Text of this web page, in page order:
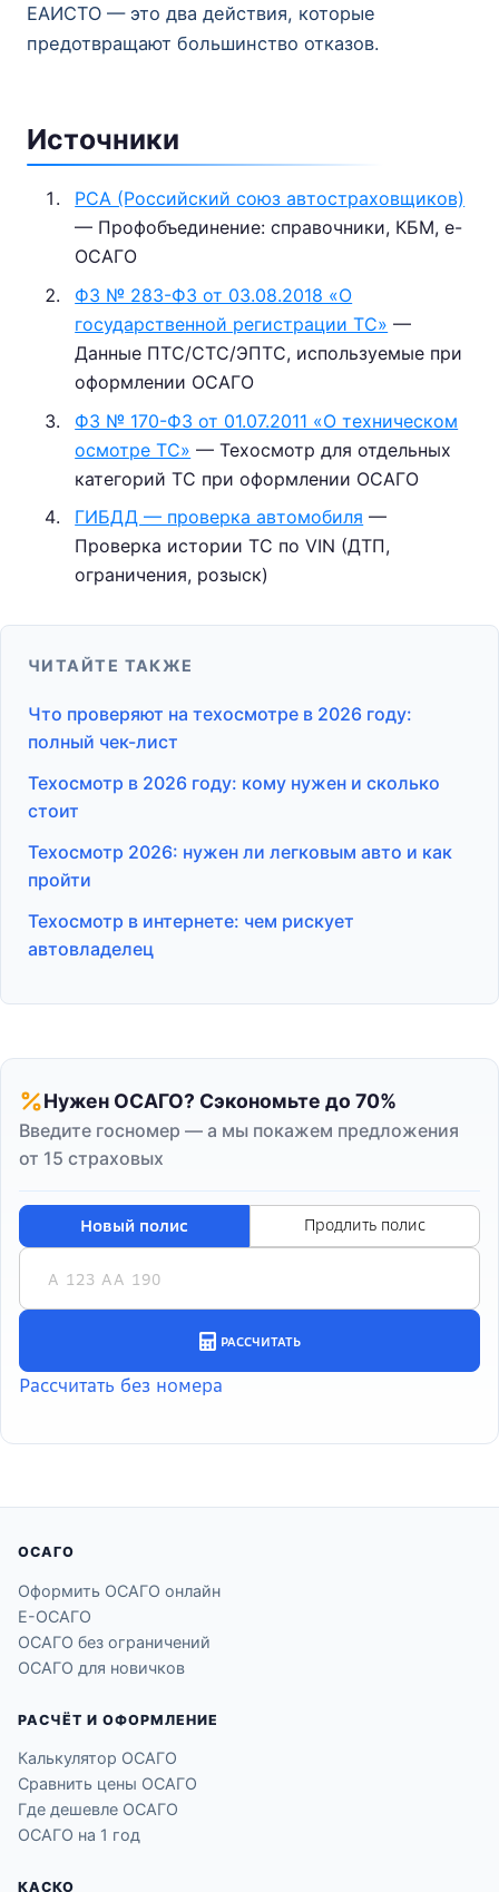
ЕАИСТО — это два действия, которые
предотвращают большинство отказов.
Источники
РСА (Российский союз автостраховщиков)
— Профобъединение: справочники, КБМ, е-
ОСАГО
ФЗ № 283-ФЗ от 03.08.2018 «О
государственной регистрации ТС» —
Данные ПТС/СТС/ЭПТС, используемые при
оформлении ОСАГО
ФЗ № 170-ФЗ от 01.07.2011 «О техническом
осмотре ТС» — Техосмотр для отдельных
категорий ТС при оформлении ОСАГО
ГИБДД — проверка автомобиля —
Проверка истории ТС по VIN (ДТП,
ограничения, розыск)
ЧИТАЙТЕ ТАКЖЕ
Что проверяют на техосмотре в 2026 году:
полный чек-лист
Техосмотр в 2026 году: кому нужен и сколько
стоит
Техосмотр 2026: нужен ли легковым авто и как
пройти
Техосмотр в интернете: чем рискует
автовладелец
Нужен ОСАГО? Сэкономьте до 70%
Введите госномер — а мы покажем предложения
от 15 страховых
ОСАГО
Оформить ОСАГО онлайн
Е-ОСАГО
ОСАГО без ограничений
ОСАГО для новичков
РАСЧЁТ И ОФОРМЛЕНИЕ
Калькулятор ОСАГО
Сравнить цены ОСАГО
Где дешевле ОСАГО
ОСАГО на 1 год
КАСКО